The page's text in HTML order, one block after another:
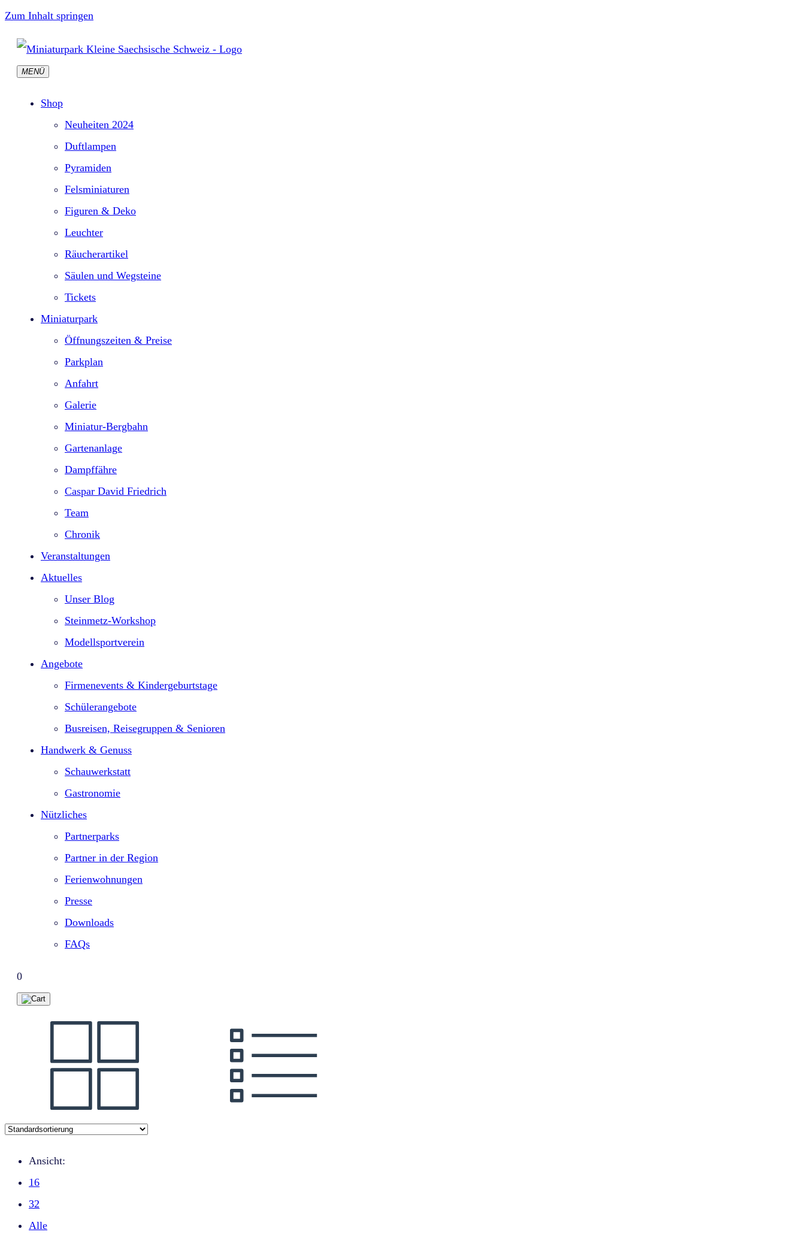
Zum Inhalt springen
MENÜ
Shop
Neuheiten 2024
Duftlampen
Pyramiden
Felsminiaturen
Figuren & Deko
Leuchter
Räucherartikel
Säulen und Wegsteine
Tickets
Miniaturpark
Öffnungszeiten & Preise
Parkplan
Anfahrt
Galerie
Miniatur-Bergbahn
Gartenanlage
Dampffähre
Caspar David Friedrich
Team
Chronik
Veranstaltungen
Aktuelles
Unser Blog
Steinmetz-Workshop
Modellsportverein
Angebote
Firmenevents & Kindergeburtstage​
Schülerangebote
Busreisen, Reisegruppen & Senioren
Handwerk & Genuss
Schauwerkstatt
Gastronomie
Nützliches
Partnerparks
Partner in der Region
Ferienwohnungen
Presse
Downloads
FAQs
0
Ansicht:
16
32
Alle